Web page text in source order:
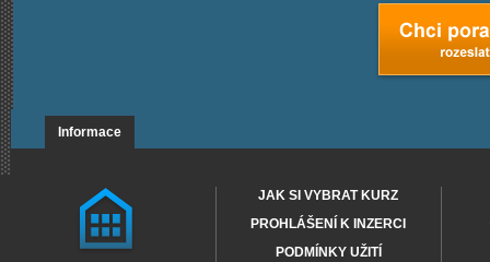
Informace
JAK SI VYBRAT KURZ
PROHLÁŠENÍ K INZERCI
PODMÍNKY UŽITÍ